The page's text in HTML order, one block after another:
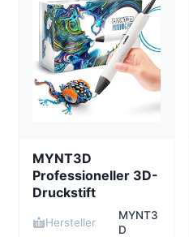
MYNT3D
Professioneller 3D-
Druckstift
Hersteller
MYNT3
D